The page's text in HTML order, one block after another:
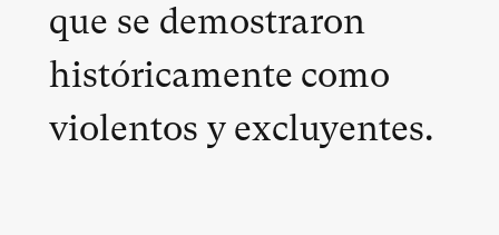
que se demostraron
históricamente como
violentos y excluyentes.